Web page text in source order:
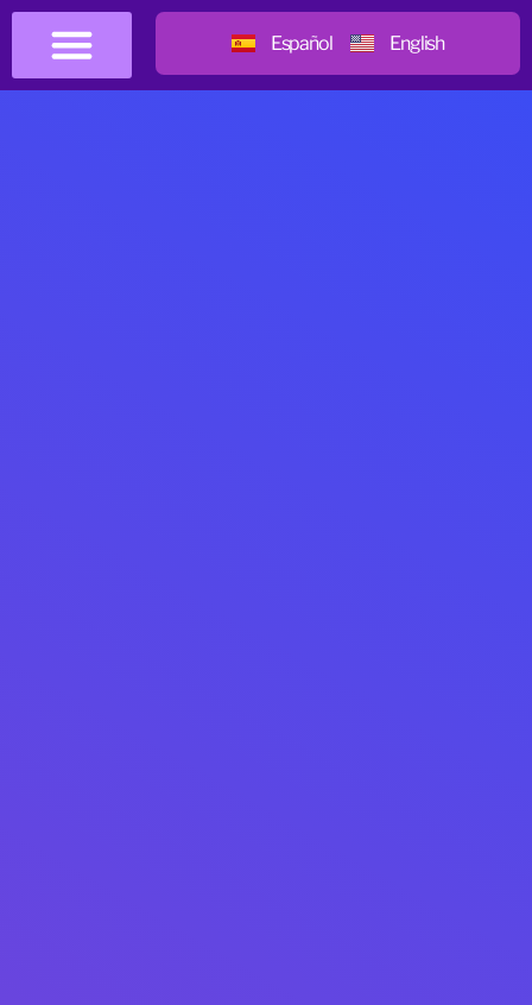
Español English